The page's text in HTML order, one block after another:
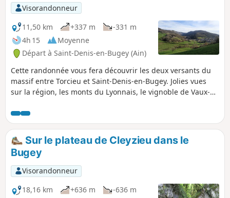
Visorandonneur
11,50 km
+337 m
-331 m
4h 15
Moyenne
Départ à Saint-Denis-en-Bugey (Ain)
Cette randonnée vous fera découvrir les deux versants du
massif entre Torcieu et Saint-Denis-en-Bugey. Jolies vues
sur la région, les monts du Lyonnais, le vignoble de Vaux-
dans le joli village d'Ambutrix, sans oublier le départ de la
tour de Saint-Denis qui offre un panorama sur la région.
Sur le plateau de Cleyzieu dans le
Bugey
Visorandonneur
18,16 km
+636 m
-636 m